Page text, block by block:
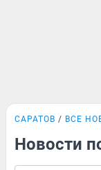
САРАТОВ ВСЕ
Новости